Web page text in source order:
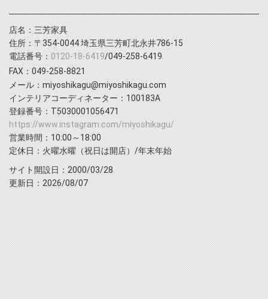
店名：三芳家具
住所：〒354-0044 埼玉県三芳町北永井786-15
電話番号：0120-18-6419/049-258-6419
FAX：049-258-8821
メール：miyoshikagu@miyoshikagu.com
インテリアコーディネーター：100183A
登録番号：T5030001056471
https://www.instagram.com/miyoshikagu/
営業時間：10:00～18:00
定休日：火曜水曜（祝日は開店）/年末年始
サイト開設日：2000/03/28
更新日：2026/08/07